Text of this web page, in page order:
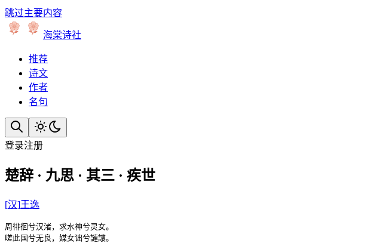
跳过主要内容
海棠诗社
推荐
诗文
作者
名句
登录注册
楚辞 · 九思 · 其三 · 疾世
[汉]王逸
周徘徊兮汉渚，求水神兮灵女。
嗟此国兮无良，媒女诎兮謰謱。